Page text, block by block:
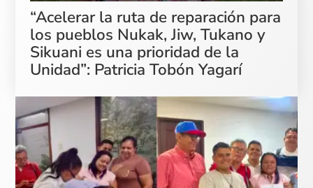
“Acelerar la ruta de reparación para
los pueblos Nukak, Jiw, Tukano y
Sikuani es una prioridad de la
Unidad”: Patricia Tobón Yagarí